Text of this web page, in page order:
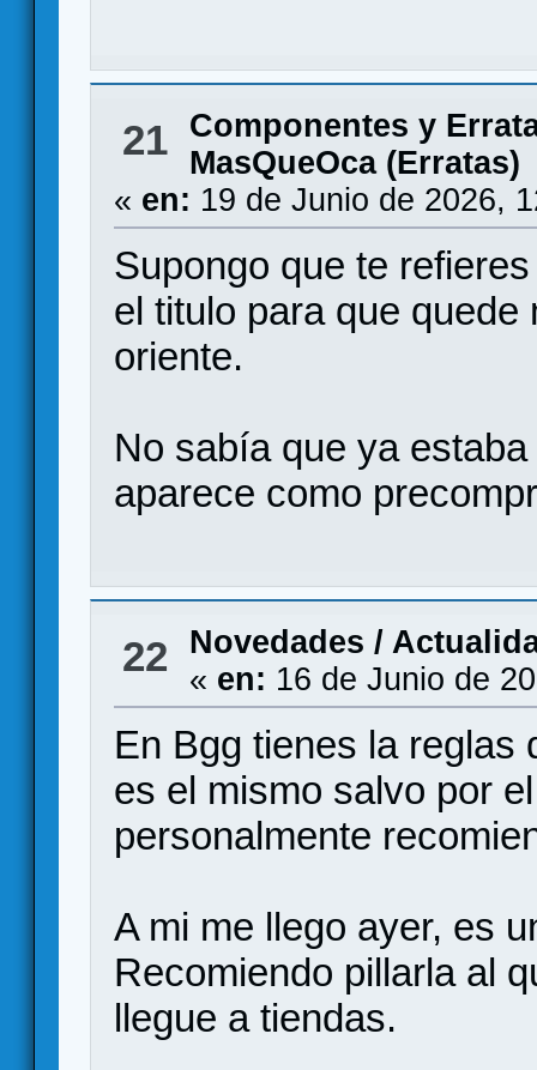
21
Componentes y
MasQueOca (Erratas)
« en: 19 de Junio de 2026,
Supongo que te
el titulo para que
oriente.
No sabía que ya
aparece como
22
Novedades /
« en: 16 de Junio de
En Bgg tienes la reglas
es el mismo salvo por
personalmente
A mi me llego ayer, es
Recomiendo pillarla al
llegue a tiendas.